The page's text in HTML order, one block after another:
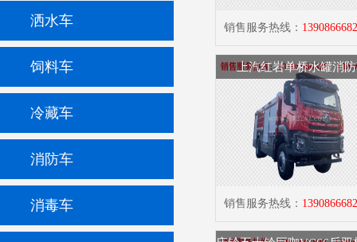
洒水车
饲料车
冷藏车
消防车
消毒车
销售服务热线：
上汽红岩单桥水罐消
销售服务热线：